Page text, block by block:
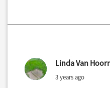
Linda Van
3 years ago